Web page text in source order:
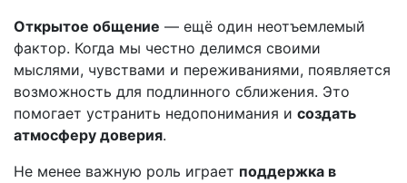
Открытое общение — ещё один неотъемлемый
фактор. Когда мы честно делимся своими
мыслями, чувствами и переживаниями, появляется
возможность для подлинного сближения. Это
помогает устранить недопонимания и создать
атмосферу доверия.
Не менее важную роль играет поддержка в